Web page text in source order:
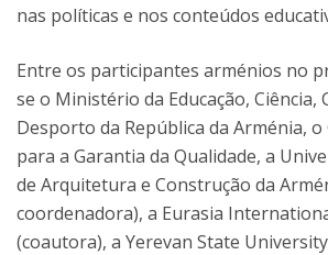
nas políticas e nos conteúdos
Entre os participantes arménios no
se o Ministério da Educação, Ciência,
Desporto da República da Arménia,
para a Garantia da Qualidade, a
de Arquitetura e Construção da
coordenadora), a Eurasia
(coautora), a Yerevan State